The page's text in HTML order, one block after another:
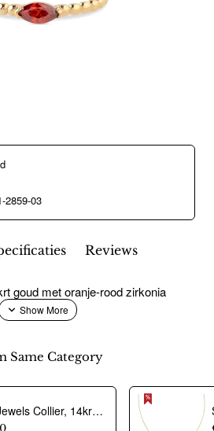
2859-03
Reviews
goud met oranje-rood zirkonia
Same Category
Swing Jewels Collier, 14krt.goud met citrien Birthstone November (lengte: 42-45cm.) - 21402